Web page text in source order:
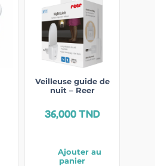
Veilleuse guide de
nuit – Reer
36,000TND
Ajouter au
panier